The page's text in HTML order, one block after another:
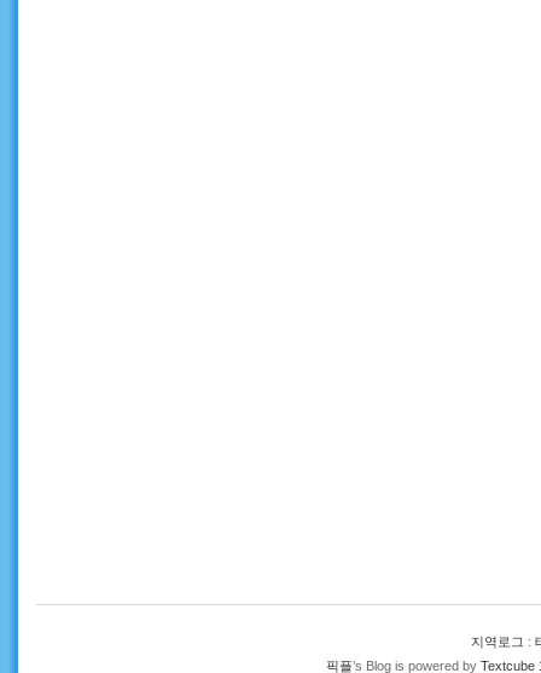
지역로그 :
픽플’s Blog is powered by Textcube